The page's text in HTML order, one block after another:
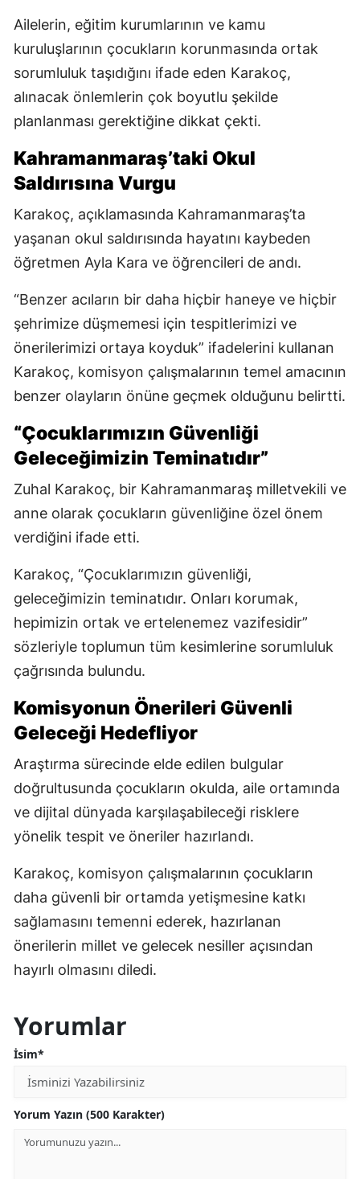
Ailelerin, eğitim kurumlarının ve kamu
kuruluşlarının çocukların korunmasında ortak
sorumluluk taşıdığını ifade eden Karakoç,
alınacak önlemlerin çok boyutlu şekilde
planlanması gerektiğine dikkat çekti.
Kahramanmaraş’taki Okul
Saldırısına Vurgu
Karakoç, açıklamasında Kahramanmaraş’ta
yaşanan okul saldırısında hayatını kaybeden
öğretmen Ayla Kara ve öğrencileri de andı.
“Benzer acıların bir daha hiçbir haneye ve hiçbir
şehrimize düşmemesi için tespitlerimizi ve
önerilerimizi ortaya koyduk” ifadelerini kullanan
Karakoç, komisyon çalışmalarının temel amacının
benzer olayların önüne geçmek olduğunu belirtti.
“Çocuklarımızın Güvenliği
Geleceğimizin Teminatıdır”
Zuhal Karakoç, bir Kahramanmaraş milletvekili ve
anne olarak çocukların güvenliğine özel önem
verdiğini ifade etti.
Karakoç, “Çocuklarımızın güvenliği,
geleceğimizin teminatıdır. Onları korumak,
hepimizin ortak ve ertelenemez vazifesidir”
sözleriyle toplumun tüm kesimlerine sorumluluk
çağrısında bulundu.
Komisyonun Önerileri Güvenli
Geleceği Hedefliyor
Araştırma sürecinde elde edilen bulgular
doğrultusunda çocukların okulda, aile ortamında
ve dijital dünyada karşılaşabileceği risklere
yönelik tespit ve öneriler hazırlandı.
Karakoç, komisyon çalışmalarının çocukların
daha güvenli bir ortamda yetişmesine katkı
sağlamasını temenni ederek, hazırlanan
önerilerin millet ve gelecek nesiller açısından
hayırlı olmasını diledi.
Yorumlar
İsim*
Yorum Yazın (500 Karakter)